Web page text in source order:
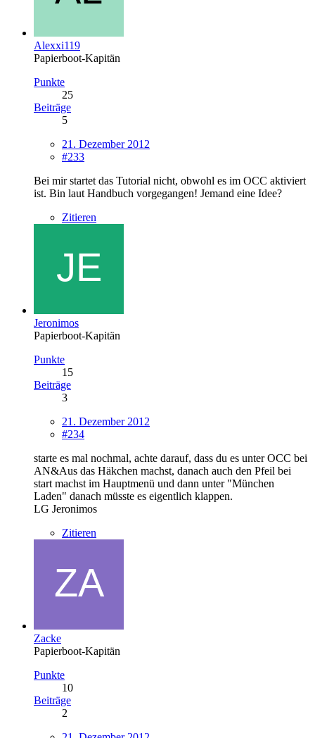
Alexxi119
Papierboot-Kapitän
Punkte
25
Beiträge
5
21. Dezember 2012
#233
Bei mir startet das Tutorial nicht, obwohl es im OCC aktiviert
ist. Bin laut Handbuch vorgegangen! Jemand eine Idee?
Zitieren
Jeronimos
Papierboot-Kapitän
Punkte
15
Beiträge
3
21. Dezember 2012
#234
starte es mal nochmal, achte darauf, dass du es unter OCC bei
AN&Aus das Häkchen machst, danach auch den Pfeil bei
start machst im Hauptmenü und dann unter "München
Laden" danach müsste es eigentlich klappen.
LG Jeronimos
Zitieren
Zacke
Papierboot-Kapitän
Punkte
10
Beiträge
2